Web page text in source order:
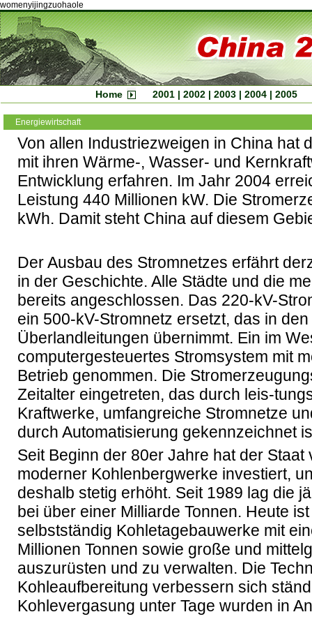
womenyijingzuohaole
Home 2001 | 2002 | 2003 | 2004 | 2005
Energiewirtschaft
Von allen Industriezweigen in China hat
mit ihren Wärme-, Wasser- und
Entwicklung erfahren. Im Jahr 2004
Leistung 440 Millionen kW. Die
kWh. Damit steht China auf diesem
Der Ausbau des Stromnetzes erfährt
in der Geschichte. Alle Städte und die
bereits angeschlossen. Das 220-kV-
ein 500-kV-Stromnetz ersetzt, das in
Überlandleitungen übernimmt. Ein im
computergesteuertes Stromsystem mit
Betrieb genommen. Die
Zeitalter eingetreten, das durch leis-
Kraftwerke, umfangreiche Stromnetze
durch Automatisierung gekennzeichnet
Seit Beginn der 80er Jahre hat der
moderner Kohlenbergwerke investiert,
deshalb stetig erhöht. Seit 1989 lag die
bei über einer Milliarde Tonnen. Heute
selbstständig Kohletagebauwerke mit
Millionen Tonnen sowie große und
auszurüsten und zu verwalten. Die
Kohleaufbereitung verbessern sich
Kohlevergasung unter Tage wurden in